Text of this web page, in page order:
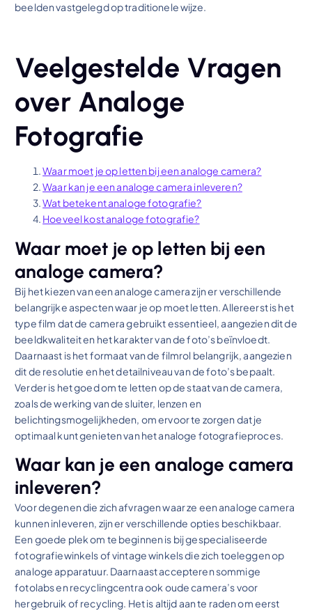
beelden vastgelegd op traditionele wijze.
Veelgestelde Vragen
over Analoge
Fotografie
Waar moet je op letten bij een analoge camera?
Waar kan je een analoge camera inleveren?
Wat betekent analoge fotografie?
Hoeveel kost analoge fotografie?
Waar moet je op letten bij een
analoge camera?
Bij het kiezen van een analoge camera zijn er verschillende
belangrijke aspecten waar je op moet letten. Allereerst is het
type film dat de camera gebruikt essentieel, aangezien dit de
beeldkwaliteit en het karakter van de foto’s beïnvloedt.
Daarnaast is het formaat van de filmrol belangrijk, aangezien
dit de resolutie en het detailniveau van de foto’s bepaalt.
Verder is het goed om te letten op de staat van de camera,
zoals de werking van de sluiter, lenzen en
belichtingsmogelijkheden, om ervoor te zorgen dat je
optimaal kunt genieten van het analoge fotografieproces.
Waar kan je een analoge camera
inleveren?
Voor degenen die zich afvragen waar ze een analoge camera
kunnen inleveren, zijn er verschillende opties beschikbaar.
Een goede plek om te beginnen is bij gespecialiseerde
fotografiewinkels of vintage winkels die zich toeleggen op
analoge apparatuur. Daarnaast accepteren sommige
fotolabs en recyclingcentra ook oude camera’s voor
hergebruik of recycling. Het is altijd aan te raden om eerst